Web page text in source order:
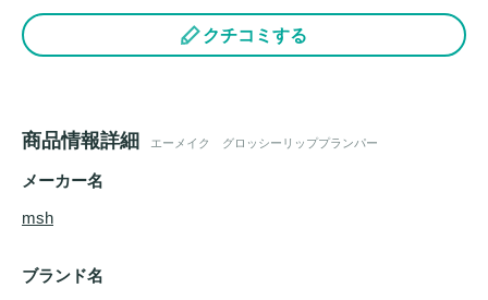
クチコミする
商品情報詳細 エーメイク グロッシーリッププランパー
メーカー名
msh
ブランド名